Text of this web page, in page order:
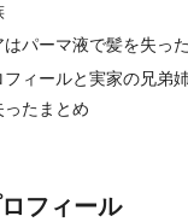
パーマ液で髪を失った
ィールと実家の兄弟
たまとめ
フィール